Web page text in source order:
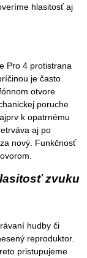
hlasitosť aj
Pro 4 protistrana
je často
otvore
poruche
k opatrnému
aj po
nový. Funkčnosť
zvuku
hudby či
reproduktor.
pristupujeme